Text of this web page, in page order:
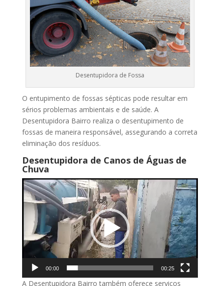
Desentupidora de Fossa
O entupimento de fossas sépticas pode resultar em
sérios problemas ambientais e de saúde. A
Desentupidora Bairro realiza o desentupimento de
fossas de maneira responsável, assegurando a correta
eliminação dos resíduos.
Desentupidora de Canos de Águas de
Chuva
Tocador
de
vídeo
00:00 00:25
A Desentupidora Bairro também oferece serviços